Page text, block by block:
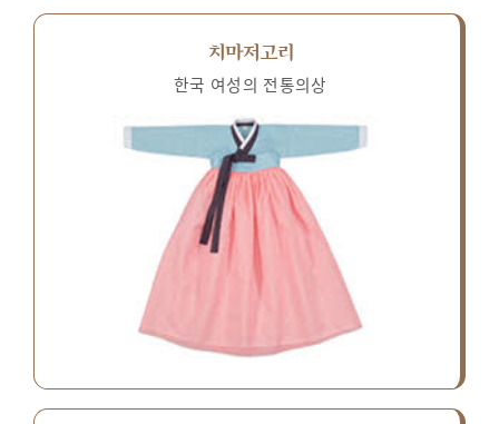
치마저고리
한국 여성의 전통의상